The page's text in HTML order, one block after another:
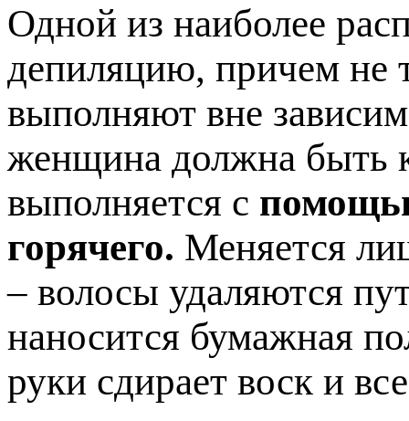
Одной из наиболее
депиляцию, причем не
выполняют вне
женщина должна быть
выполняется с
горячего. Меняется
– волосы удаляются
наносится бумажная
руки сдирает воск и